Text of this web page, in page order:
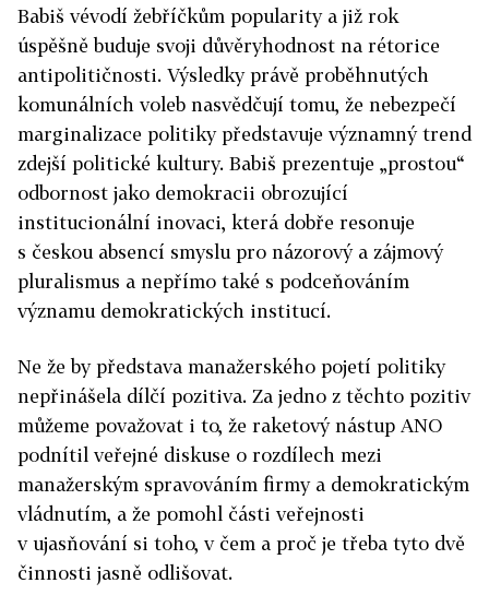
Babiš vévodí žebříčkům popularity a již rok
úspěšně buduje svoji důvěryhodnost na rétorice
antipolitičnosti. Výsledky právě proběhnutých
komunálních voleb nasvědčují tomu, že nebezpečí
marginalizace politiky představuje významný trend
zdejší politické kultury. Babiš prezentuje „prostou“
odbornost jako demokracii obrozující
institucionální inovaci, která dobře resonuje
s českou absencí smyslu pro názorový a zájmový
pluralismus a nepřímo také s podceňováním
významu demokratických institucí.
Ne že by představa manažerského pojetí politiky
nepřinášela dílčí pozitiva. Za jedno z těchto pozitiv
můžeme považovat i to, že raketový nástup ANO
podnítil veřejné diskuse o rozdílech mezi
manažerským spravováním firmy a demokratickým
vládnutím, a že pomohl části veřejnosti
v ujasňování si toho, v čem a proč je třeba tyto dvě
činnosti jasně odlišovat.